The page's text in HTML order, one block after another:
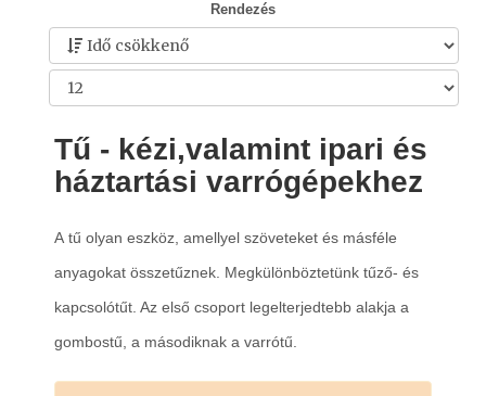
Rendezés
Tű - kézi,valamint ipari és
háztartási varrógépekhez
A tű olyan eszköz, amellyel szöveteket és másféle
anyagokat összetűznek. Megkülönböztetünk tűző- és
kapcsolótűt. Az első csoport legelterjedtebb alakja a
gombostű, a másodiknak a varrótű.